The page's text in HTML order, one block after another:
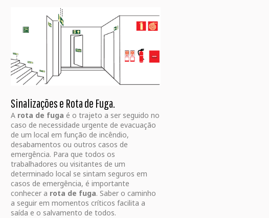
Sinalizações e Rota de Fuga.
A rota de fuga é o trajeto a ser seguido no
caso de necessidade urgente de evacuação
de um local em função de incêndio,
desabamentos ou outros casos de
emergência. Para que todos os
trabalhadores ou visitantes de um
determinado local se sintam seguros em
casos de emergência, é importante
conhecer a rota de fuga. Saber o caminho
a seguir em momentos críticos facilita a
saída e o salvamento de todos.